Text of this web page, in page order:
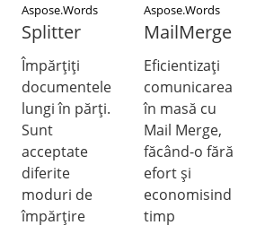
Aspose.Words
Splitter
Împărțiți
documentele
lungi în părți.
Sunt
acceptate
diferite
moduri de
împărțire
Aspose.Words
MailMerge
Eficientizați
comunicarea
în masă cu
Mail Merge,
făcând-o fără
efort și
economisind
timp